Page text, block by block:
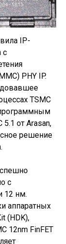
IP-
с
PHY IP.
TSMC
программным
от Arasan,
решение
с
12 нм.
аппаратных
(HDK),
12nm FinFET